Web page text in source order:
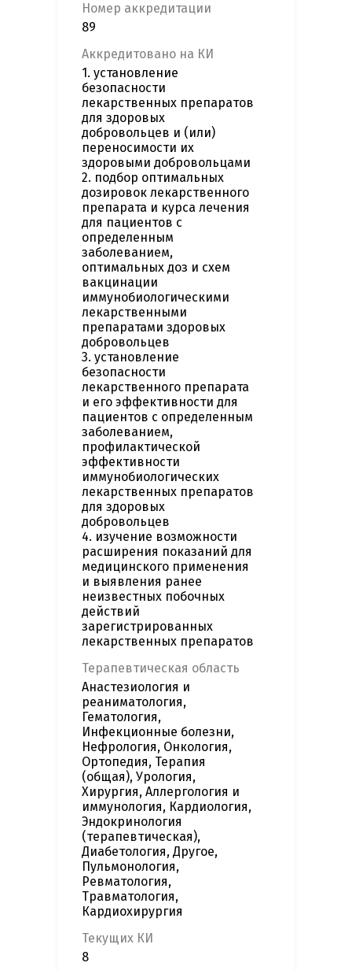
Номер аккредитации
89
Аккредитовано на КИ
1. установление
безопасности
лекарственных препаратов
для здоровых
добровольцев и (или)
переносимости их
здоровыми добровольцами
2. подбор оптимальных
дозировок лекарственного
препарата и курса лечения
для пациентов с
определенным
заболеванием,
оптимальных доз и схем
вакцинации
иммунобиологическими
лекарственными
препаратами здоровых
добровольцев
3. установление
безопасности
лекарственного препарата
и его эффективности для
пациентов с определенным
заболеванием,
профилактической
эффективности
иммунобиологических
лекарственных препаратов
для здоровых
добровольцев
4. изучение возможности
расширения показаний для
медицинского применения
и выявления ранее
неизвестных побочных
действий
зарегистрированных
лекарственных препаратов
Терапевтическая область
Анастезиология и
реаниматология,
Гематология,
Инфекционные болезни,
Нефрология, Онкология,
Ортопедия, Терапия
(общая), Урология,
Хирургия, Аллергология и
иммунология, Кардиология,
Эндокринология
(терапевтическая),
Диабетология, Другое,
Пульмонология,
Ревматология,
Травматология,
Кардиохирургия
Текущих КИ
8